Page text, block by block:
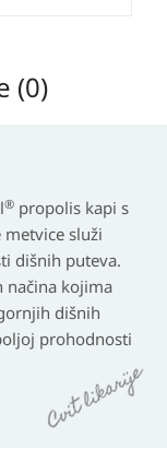
(0)
® propolis kapi s
služi
dišnih puteva.
načina kojima
dišnih
prohodnosti